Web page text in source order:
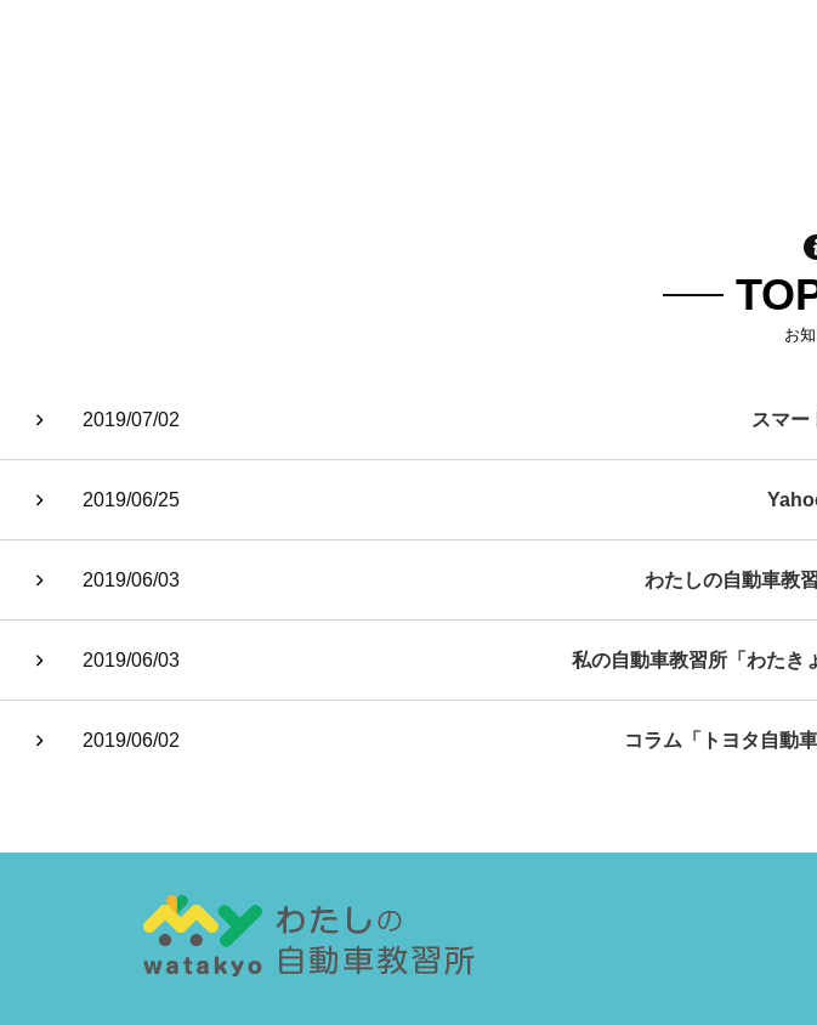
お
2019/07/02 スマー
2019/06/25
2019/06/03 わたしの自動車教
2019/06/03 私の自動車教習所「わたき
2019/06/02 コラム「トヨタ自動